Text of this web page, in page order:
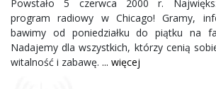
Powstało 5 czerwca 2000 r.
program radiowy w Chicago! Gramy,
bawimy od poniedziałku do piątku na
Nadajemy dla wszystkich, którzy cenią
witalność i zabawę. ... więcej